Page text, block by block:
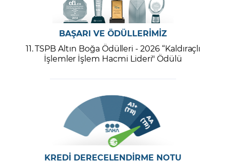
BAŞARI VE ÖDÜLLERİMİZ
11. TSPB Altın Boğa Ödülleri - 2026 “Kaldıraçlı
İşlemler İşlem Hacmi Lideri" Ödülü
KREDİ DERECELENDİRME NOTU